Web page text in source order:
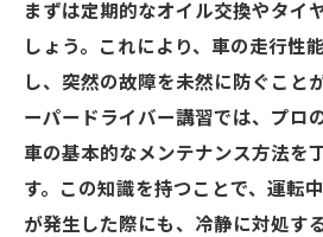
まずは定期的なオイル交換やタイ
しょう。これにより、車の走行性
し、突然の故障を未然に防ぐこと
ーパードライバー講習では、プロ
車の基本的なメンテナンス方法を
す。この知識を持つことで、運転
が発生した際にも、冷静に対処す